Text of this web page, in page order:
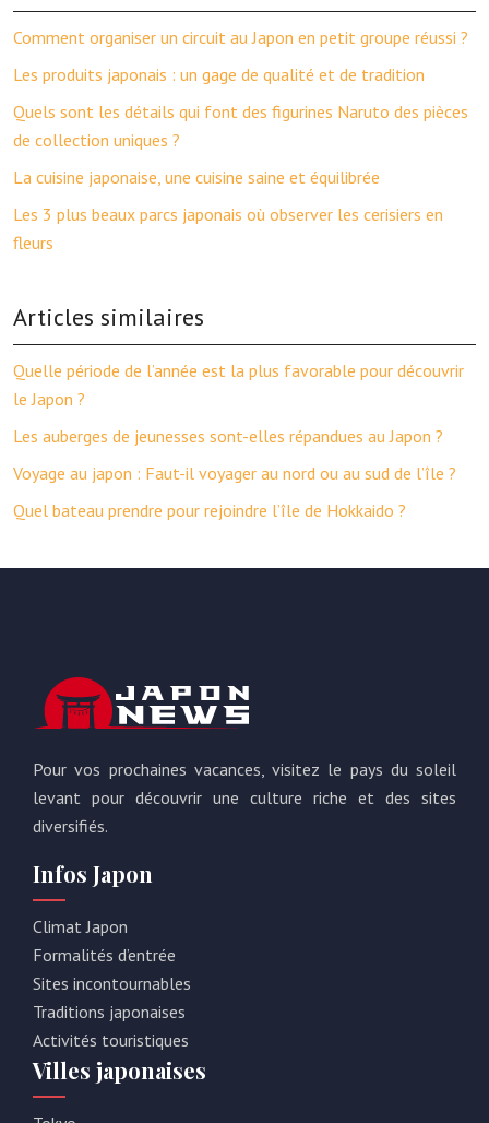
Comment organiser un circuit au Japon en petit groupe réussi ?
Les produits japonais : un gage de qualité et de tradition
Quels sont les détails qui font des figurines Naruto des pièces
de collection uniques ?
La cuisine japonaise, une cuisine saine et équilibrée
Les 3 plus beaux parcs japonais où observer les cerisiers en
fleurs
Articles similaires
Quelle période de l’année est la plus favorable pour découvrir
le Japon ?
Les auberges de jeunesses sont-elles répandues au Japon ?
Voyage au japon : Faut-il voyager au nord ou au sud de l’île ?
Quel bateau prendre pour rejoindre l’île de Hokkaido ?
Pour vos prochaines vacances, visitez le pays du soleil
levant pour découvrir une culture riche et des sites
diversifiés.
Infos Japon
Climat Japon
Formalités d’entrée
Sites incontournables
Traditions japonaises
Activités touristiques
Villes japonaises